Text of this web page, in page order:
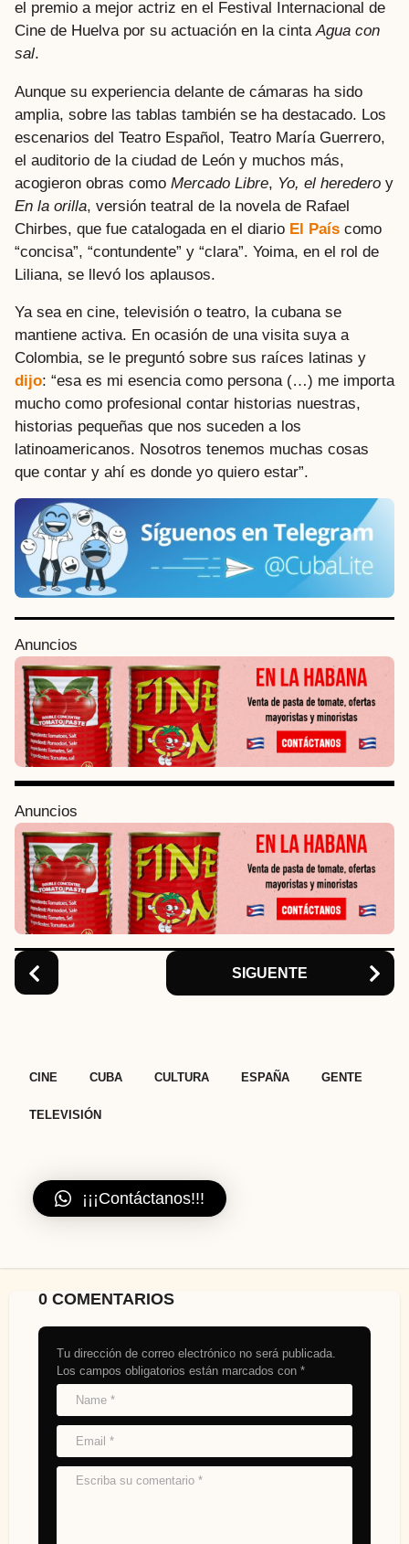
el premio a mejor actriz en el Festival Internacional de
Cine de Huelva por su actuación en la cintaAgua con
sal.
Aunque su experiencia delante de cámaras ha sido
amplia, sobre las tablas también se ha destacado. Los
escenarios del Teatro Español, Teatro María Guerrero,
el auditorio de la ciudad de León y muchos más,
acogieron obras como Mercado Libre, Yo, el heredero y
En la orilla, versión teatral de la novela de Rafael
Chirbes, que fue catalogada en el diario El País como
“concisa”, “contundente” y “clara”. Yoima, en el rol de
Liliana, se llevó los aplausos.
Ya sea en cine, televisión o teatro, la cubana se
mantiene activa. En ocasión de una visita suya a
Colombia, se le preguntó sobre sus raíces latinas y
dijo: “esa es mi esencia como persona (…) me importa
mucho como profesional contar historias nuestras,
historias pequeñas que nos suceden a los
latinoamericanos. Nosotros tenemos muchas cosas
que contar y ahí es donde yo quiero estar”.
Anuncios
Anuncios
P
o
s
P
a
g
i
n
a
o
n
SIGUENTE
CINE CUBA CULTURA ESPAÑA GENTE
TELEVISIÓN
¡¡¡Contáctanos!!!
0 COMENTARIOS
Tu dirección de correo electrónico no será publicada.
Los campos obligatorios están marcados con *